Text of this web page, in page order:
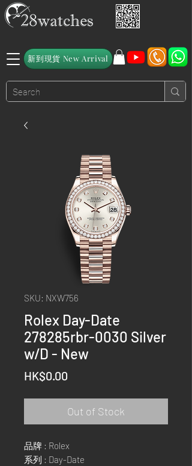
新到現貨 New Arrival
SKU: NXW756
Rolex Day-Date
278285rbr-0030 Silver
w/D - New
HK$0.00
Out of Stock
品牌 : Rolex
系列 : Day-Date